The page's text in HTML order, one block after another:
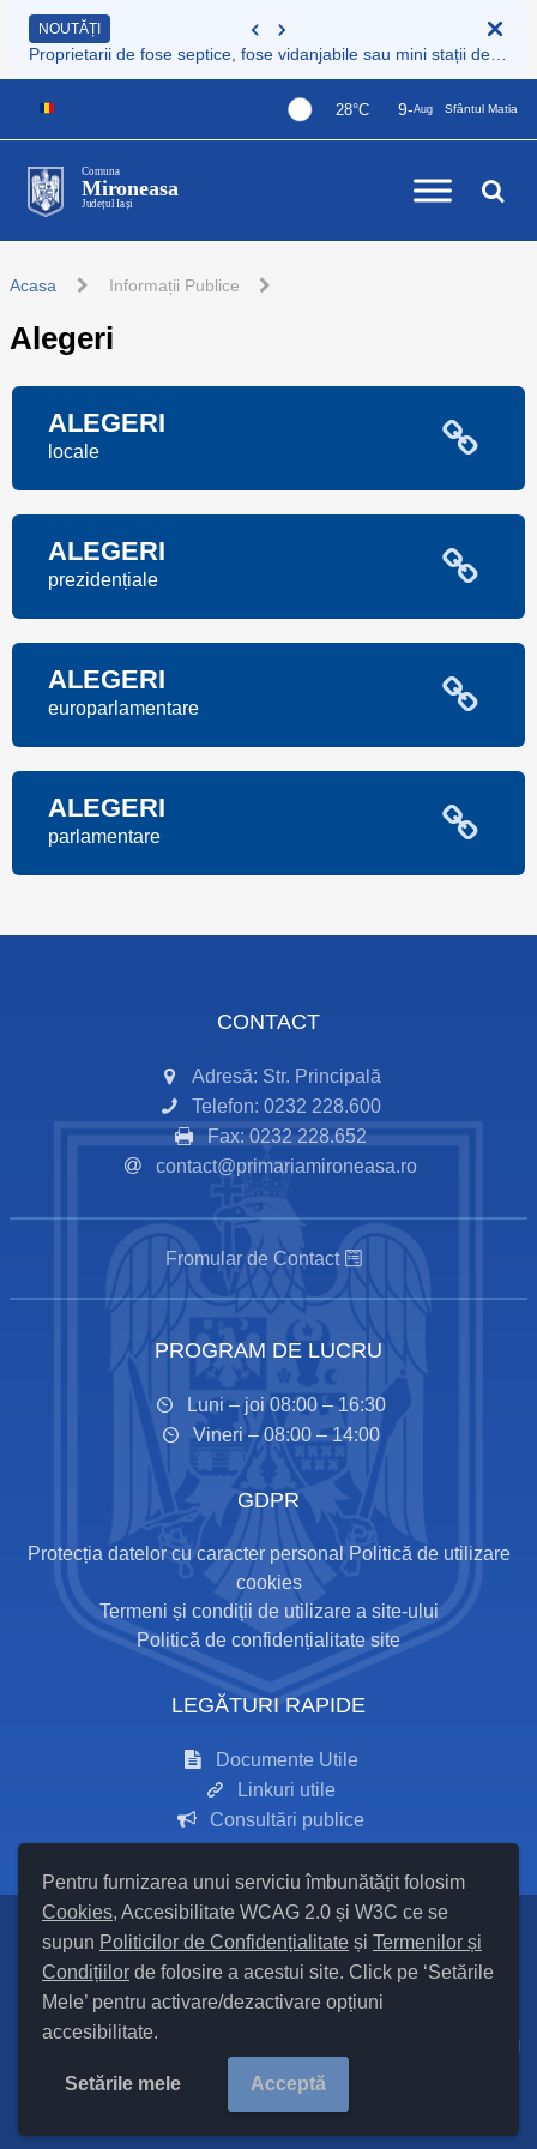
Pentru furnizarea unui serviciu îmbunătățit folosim
Cookies, Accesibilitate WCAG 2.0 și W3C ce se
supun Politicilor de Confidențialitate și Termenilor și
Condițiilor de folosire a acestui site. Click pe ‘Setările
Mele’ pentru activare/dezactivare opțiuni
accesibilitate.
Setările mele Acceptă
NOUTĂȚI
28°C 9-Aug Sfântul Matia
Comuna
Mironeasa
Județul Iași
Acasa Informații Publice
Alegeri
ALEGERI
locale
ALEGERI
prezidențiale
ALEGERI
europarlamentare
ALEGERI
parlamentare
CONTACT
Adresă: Str. Principală
Telefon: 0232 228.600
Fax: 0232 228.652
contact@primariamironeasa.ro
Fromular de Contact
PROGRAM DE LUCRU
Luni – joi 08:00 – 16:30
Vineri – 08:00 – 14:00
GDPR
Protecția datelor cu caracter personal
Politică de utilizare
cookies
Termeni și condiții de utilizare a site-ului
Politică de confidențialitate site
LEGĂTURI RAPIDE
Documente Utile
Linkuri utile
Consultări publice
Setări Cookies și Accesibilitate
Cod Județ 24 / Județul Iași / Tipul UAT – 14 – C – Comună / Codul
SIRUTA al Unității Administrativ Teritoriale COMUNA Mironeasa
97875/ |Site Vechi